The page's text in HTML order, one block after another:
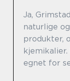
Ja,
naturlige
produkter,
egnet for